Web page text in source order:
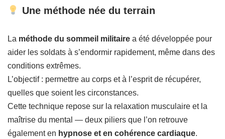
Une méthode née du terrain
La méthode du sommeil militaire a été développée pour
aider les soldats à s’endormir rapidement, même dans des
conditions extrêmes.
L’objectif : permettre au corps et à l’esprit de récupérer,
quelles que soient les circonstances.
Cette technique repose sur la relaxation musculaire et la
maîtrise du mental — deux piliers que l’on retrouve
également en hypnose et en cohérence cardiaque.